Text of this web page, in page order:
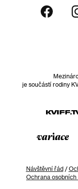
je součástí rodiny
Návštěvní řád/
Ochrana osobních